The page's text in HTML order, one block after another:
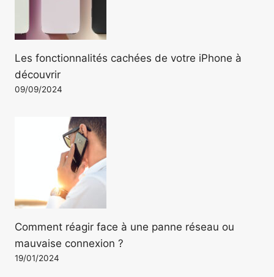
Les fonctionnalités cachées de votre iPhone à
découvrir
09/09/2024
Comment réagir face à une panne réseau ou
mauvaise connexion ?
19/01/2024